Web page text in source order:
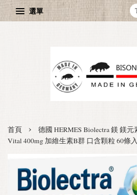
選單
首頁 ›
德國 HERMES Biolectra 鎂 鎂
Vital 400mg 加維生素B群 口含顆粒 60條